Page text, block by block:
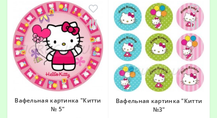
Вафельная картинка "Китти
№ 5"
Вафельная картинка "Китти
№3"